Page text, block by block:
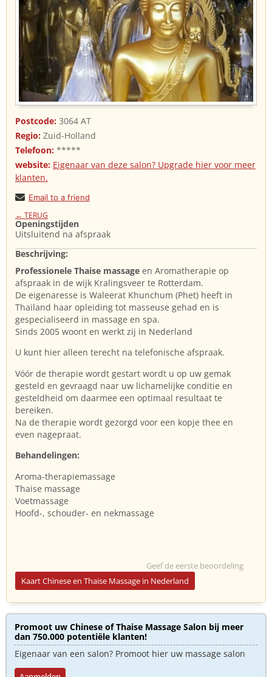
Postcode: 3064 AT
Regio: Zuid-Holland
Telefoon: *****
website: Eigenaar van deze salon? Upgrade hier voor meer
klanten.
Email to a friend
← TERUG
Openingstijden
Uitsluitend na afspraak
Beschrijving:
Professionele Thaise massage en Aromatherapie op
afspraak in de wijk Kralingsveer te Rotterdam.
De eigenaresse is Waleerat Khunchum (Phet) heeft in
Thailand haar opleiding tot masseuse gehad en is
gespecialiseerd in massage en spa.
Sinds 2005 woont en werkt zij in Nederland
U kunt hier alleen terecht na telefonische afspraak.
Vóór de therapie wordt gestart wordt u op uw gemak
gesteld en gevraagd naar uw lichamelijke conditie en
gesteldheid om daarmee een optimaal resultaat te
bereiken.
Na de therapie wordt gezorgd voor een kopje thee en
even nagepraat.
Behandelingen:
Aroma-therapiemassage
Thaise massage
Voetmassage
Hoofd-, schouder- en nekmassage
Geef de eerste beoordeling
Kaart Chinese en Thaise Massage in Nederland
Promoot uw Chinese of Thaise Massage Salon bij meer
dan 750.000 potentiële klanten!
Eigenaar van een salon? Promoot hier uw massage salon